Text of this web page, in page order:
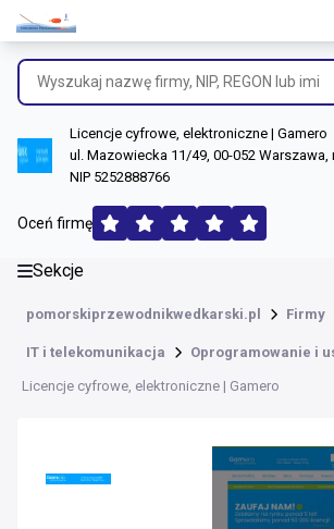
Licencje cyfrowe, elektroniczne | Gamero
ul. Mazowiecka 11/49, 00-052
NIP 5252888766
Oceń firmę
Sekcje
pomorskiprzewodnikwedkarski.pl Firmy
IT i telekomunikacja Oprogramowanie i
Licencje cyfrowe, elektroniczne | Gamero
Informacje o firmie
Dane rejestrowe
Lokalizacje
Opinie (197)